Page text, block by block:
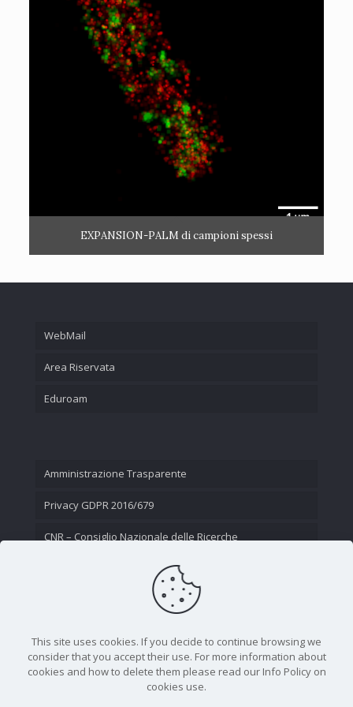
EXPANSION-PALM di campioni spessi
WebMail
Area Riservata
Eduroam
Amministrazione Trasparente
Privacy GDPR 2016/679
CNR – Consiglio Nazionale delle Ricerche
This site uses cookies. If you decide to continue browsing we
consider that you accept their use. For more information about
cookies and how to delete them please read our Info Policy on
cookies use.